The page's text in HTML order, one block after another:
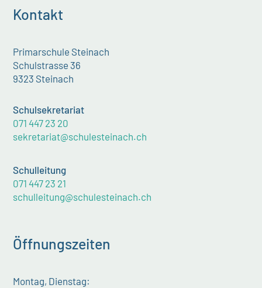
Kontakt
Primarschule Steinach
Schulstrasse 36
9323 Steinach
Schulsekretariat
071 447 23 20
sekretariat@schulesteinach.ch
Schulleitung
071 447 23 21
schulleitung@schulesteinach.ch
Öffnungszeiten
Montag, Dienstag: